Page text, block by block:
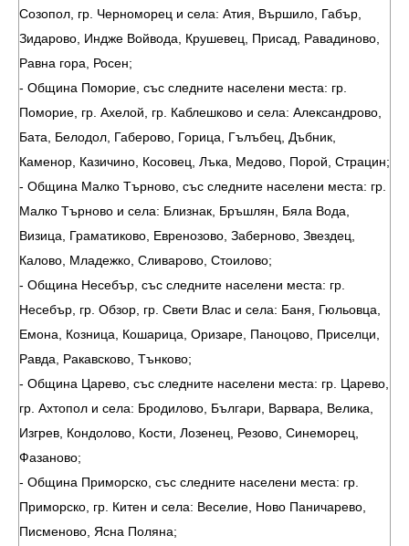
Созопол, гр. Черноморец и села: Атия, Вършило, Габър,
Зидарово, Индже Войвода, Крушевец, Присад, Равадиново,
Равна гора, Росен;
- Община Поморие, със следните населени места: гр.
Поморие, гр. Ахелой, гр. Каблешково и села: Александрово,
Бата, Белодол, Габерово, Горица, Гълъбец, Дъбник,
Каменор, Казичино, Косовец, Лъка, Медово, Порой, Страцин;
- Община Малко Търново, със следните населени места: гр.
Малко Търново и села: Близнак, Бръшлян, Бяла Вода,
Визица, Граматиково, Евренозово, Заберново, Звездец,
Калово, Младежко, Сливарово, Стоилово;
- Община Несебър, със следните населени места: гр.
Несебър, гр. Обзор, гр. Свети Влас и села: Баня, Гюльовца,
Емона, Козница, Кошарица, Оризаре, Паноцово, Приселци,
Равда, Ракавсково, Тънково;
- Община Царево, със следните населени места: гр. Царево,
гр. Ахтопол и села: Бродилово, Българи, Варвара, Велика,
Изгрев, Кондолово, Кости, Лозенец, Резово, Синеморец,
Фазаново;
- Община Приморско, със следните населени места: гр.
Приморско, гр. Китен и села: Веселие, Ново Паничарево,
Писменово, Ясна Поляна;